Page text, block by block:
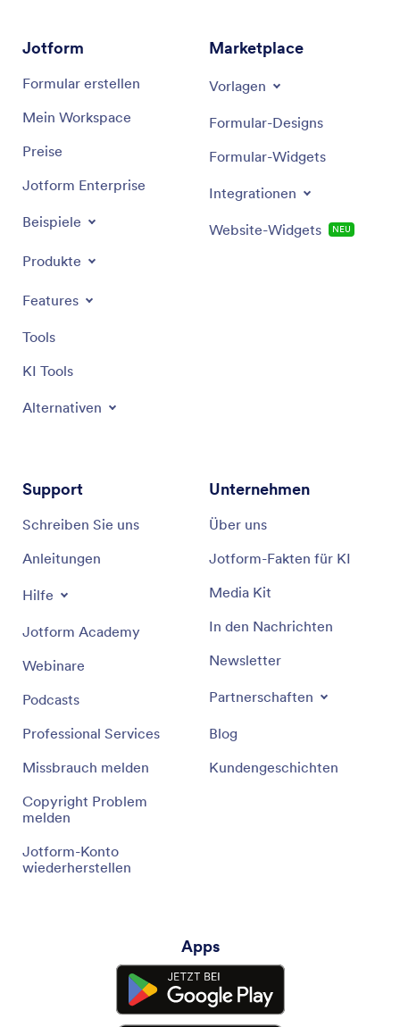
Jotform
Formular erstellen
Mein Workspace
Preise
Jotform Enterprise
Beispiele
Produkte
Features
Tools
KI Tools
Alternativen
Marketplace
Vorlagen
Formular-Designs
Formular-Widgets
Integrationen
Website-Widgets NEU
Support
Schreiben Sie uns
Anleitungen
Hilfe
Jotform Academy
Webinare
Podcasts
Professional Services
Missbrauch melden
Copyright Problem
melden
Jotform-Konto
wiederherstellen
Unternehmen
Über uns
Jotform-Fakten für KI
Media Kit
In den Nachrichten
Newsletter
Partnerschaften
Blog
Kundengeschichten
Apps